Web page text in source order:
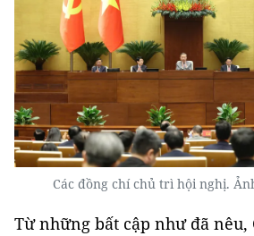
Các đồng chí chủ trì hội nghị.
Từ những bất cập như đã nêu,